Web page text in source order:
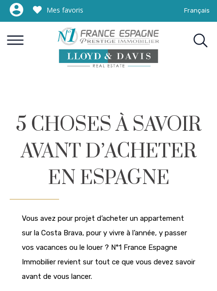
Mes favoris Français
5 CHOSES À SAVOIR
AVANT D’ACHETER
EN ESPAGNE
Vous avez pour projet d’acheter un appartement
sur la Costa Brava, pour y vivre à l’année, y passer
vos vacances ou le louer ? N°1 France Espagne
Immobilier revient sur tout ce que vous devez savoir
avant de vous lancer.